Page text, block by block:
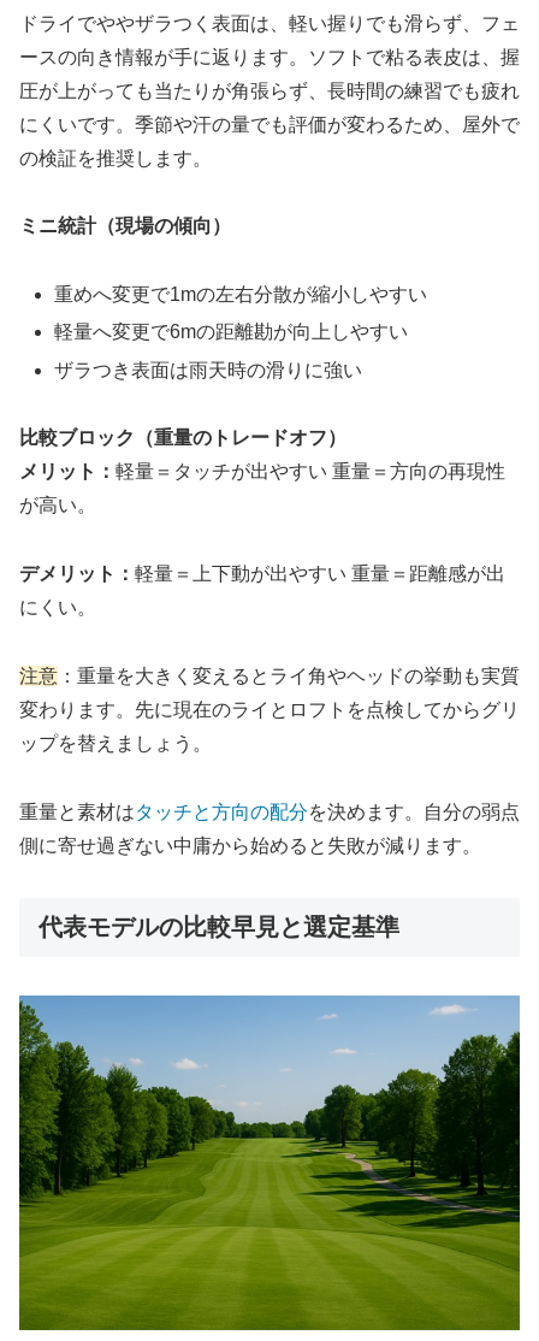
ドライでややザラつく表面は、軽い握りでも滑らず、フェ
ースの向き情報が手に返ります。ソフトで粘る表皮は、握
圧が上がっても当たりが角張らず、長時間の練習でも疲れ
にくいです。季節や汗の量でも評価が変わるため、屋外で
の検証を推奨します。
ミニ統計（現場の傾向）
重めへ変更で1mの左右分散が縮小しやすい
軽量へ変更で6mの距離勘が向上しやすい
ザラつき表面は雨天時の滑りに強い
比較ブロック（重量のトレードオフ）
メリット： 軽量＝タッチが出やすい 重量＝方向の再現性
が高い。
デメリット： 軽量＝上下動が出やすい 重量＝距離感が出
にくい。
注意 ：重量を大きく変えるとライ角やヘッドの挙動も実質
変わります。先に現在のライとロフトを点検してからグリ
ップを替えましょう。
重量と素材はタッチと方向の配分を決めます。自分の弱点
側に寄せ過ぎない中庸から始めると失敗が減ります。
代表モデルの比較早見と選定基準